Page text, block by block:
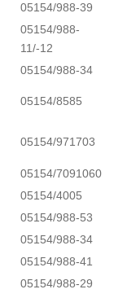
05154/988-39
05154/988-
11/-12
05154/988-34
05154/8585
05154/971703
05154/7091060
05154/4005
05154/988-53
05154/988-34
05154/988-41
05154/988-29